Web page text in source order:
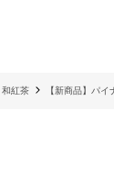
和紅茶 【新商品】パ